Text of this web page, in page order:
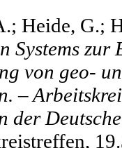
Heide, G.;
Systems
von geo-
–
der